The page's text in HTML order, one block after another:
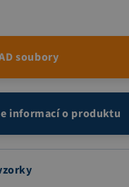
soubory
informací o produktu